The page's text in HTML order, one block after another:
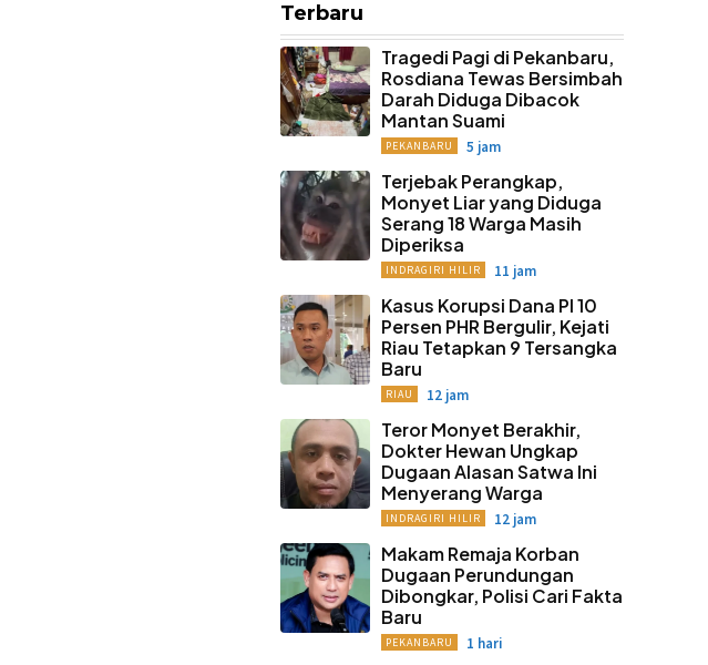
Terbaru
Tragedi Pagi di Pekanbaru,
Rosdiana Tewas Bersimbah
Darah Diduga Dibacok
Mantan Suami
PEKANBARU 5 jam
Terjebak Perangkap,
Monyet Liar yang Diduga
Serang 18 Warga Masih
Diperiksa
INDRAGIRI HILIR 11 jam
Kasus Korupsi Dana PI 10
Persen PHR Bergulir, Kejati
Riau Tetapkan 9 Tersangka
Baru
RIAU 12 jam
Teror Monyet Berakhir,
Dokter Hewan Ungkap
Dugaan Alasan Satwa Ini
Menyerang Warga
INDRAGIRI HILIR 12 jam
Makam Remaja Korban
Dugaan Perundungan
Dibongkar, Polisi Cari Fakta
Baru
PEKANBARU 1 hari